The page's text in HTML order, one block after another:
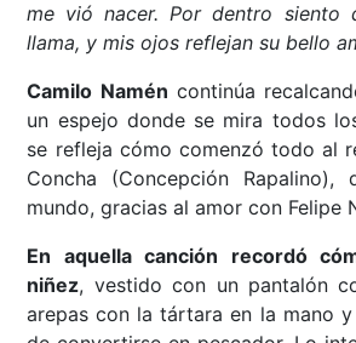
me vió nacer. Por dentro siento
llama, y mis ojos reflejan su bello
Camilo Namén continúa
un espejo donde se mira todos
se refleja cómo comenzó todo al
Concha (Concepción
mundo, gracias al amor con Felipe
En aquella canción recordó
niñez, vestido con un pantalón
arepas con la tártara en la mano